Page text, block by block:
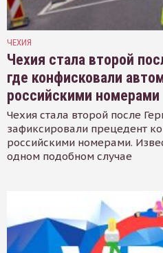
ЧЕХИЯ
Чехия стала второй
где конфисковали
российскими номерами
Чехия стала второй после
зафиксировали прецедент
российскими номерами.
одном подобном случае